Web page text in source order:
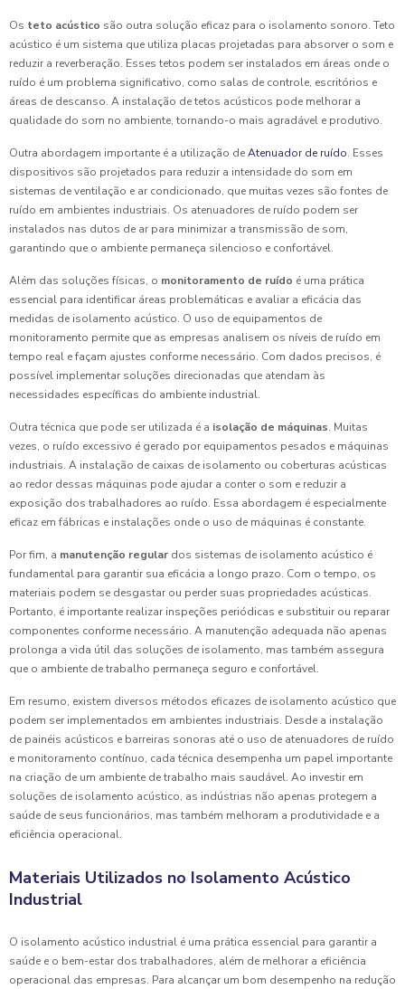
Os teto acústico são outra solução eficaz para o isolamento sonoro. Teto
acústico é um sistema que utiliza placas projetadas para absorver o som e
reduzir a reverberação. Esses tetos podem ser instalados em áreas onde o
ruído é um problema significativo, como salas de controle, escritórios e
áreas de descanso. A instalação de tetos acústicos pode melhorar a
qualidade do som no ambiente, tornando-o mais agradável e produtivo.
Outra abordagem importante é a utilização deAtenuador de ruído. Esses
dispositivos são projetados para reduzir a intensidade do som em
sistemas de ventilação e ar condicionado, que muitas vezes são fontes de
ruído em ambientes industriais. Os atenuadores de ruído podem ser
instalados nas dutos de ar para minimizar a transmissão de som,
garantindo que o ambiente permaneça silencioso e confortável.
Além das soluções físicas, o monitoramento de ruído é uma prática
essencial para identificar áreas problemáticas e avaliar a eficácia das
medidas de isolamento acústico. O uso de equipamentos de
monitoramento permite que as empresas analisem os níveis de ruído em
tempo real e façam ajustes conforme necessário. Com dados precisos, é
possível implementar soluções direcionadas que atendam às
necessidades específicas do ambiente industrial.
Outra técnica que pode ser utilizada é a isolação de máquinas. Muitas
vezes, o ruído excessivo é gerado por equipamentos pesados e máquinas
industriais. A instalação de caixas de isolamento ou coberturas acústicas
ao redor dessas máquinas pode ajudar a conter o som e reduzir a
exposição dos trabalhadores ao ruído. Essa abordagem é especialmente
eficaz em fábricas e instalações onde o uso de máquinas é constante.
Por fim, a manutenção regular dos sistemas de isolamento acústico é
fundamental para garantir sua eficácia a longo prazo. Com o tempo, os
materiais podem se desgastar ou perder suas propriedades acústicas.
Portanto, é importante realizar inspeções periódicas e substituir ou reparar
componentes conforme necessário. A manutenção adequada não apenas
prolonga a vida útil das soluções de isolamento, mas também assegura
que o ambiente de trabalho permaneça seguro e confortável.
Em resumo, existem diversos métodos eficazes de isolamento acústico que
podem ser implementados em ambientes industriais. Desde a instalação
de painéis acústicos e barreiras sonoras até o uso de atenuadores de ruído
e monitoramento contínuo, cada técnica desempenha um papel importante
na criação de um ambiente de trabalho mais saudável. Ao investir em
soluções de isolamento acústico, as indústrias não apenas protegem a
saúde de seus funcionários, mas também melhoram a produtividade e a
eficiência operacional.
Materiais Utilizados no Isolamento Acústico
Industrial
O isolamento acústico industrial é uma prática essencial para garantir a
saúde e o bem-estar dos trabalhadores, além de melhorar a eficiência
operacional das empresas. Para alcançar um bom desempenho na redução